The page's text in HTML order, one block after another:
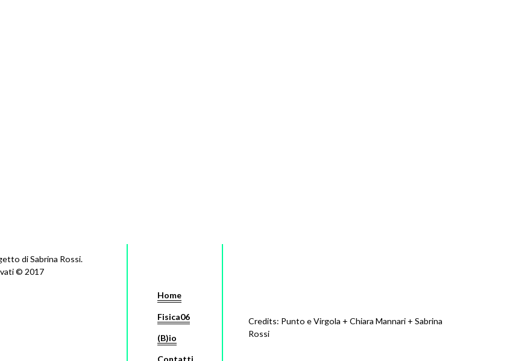
di Sabrina Rossi.
© 2017
Home
Fisica06
(B)io
Contatti
Credits: Punto e Virgola + Chiara Mannari + Sabrina
Rossi